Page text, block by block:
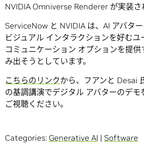
NVIDIA Omniverse Renderer が実装さ
ServiceNow と NVIDIA は、AI アバター
ビジュアル インタラクションを好む
コミュニケーション オプションを提
み出そうとしています。
こちらのリンクから、フアンと Desai
の基調講演でデジタル アバターのデモ
ご視聴ください。
Categories: Generative AI | Software